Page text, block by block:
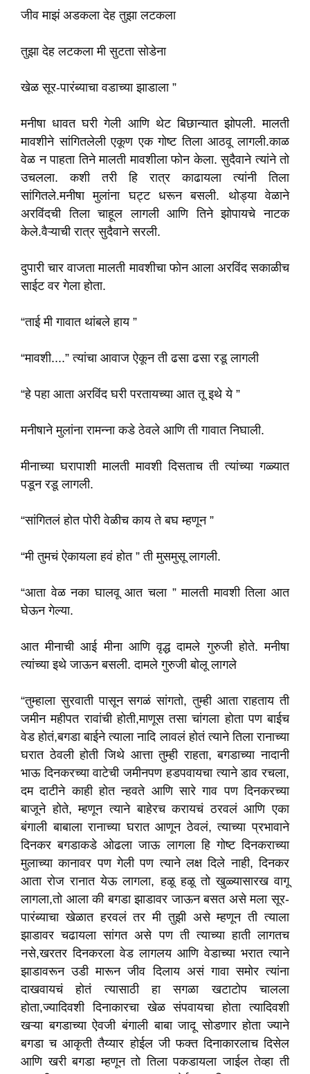
जीव माझं अडकला देह तुझा लटकला
तुझा देह लटकला मी सुटता सोडेना
खेळ सूर-पारंब्याचा वडाच्या झाडाला ”
मनीषा धावत घरी गेली आणि थेट बिछान्यात झोपली. मालती
मावशीने सांगितलेली एकूण एक गोष्ट तिला आठवू लागली.काळ
वेळ न पाहता तिने मालती मावशीला फोन केला. सुदैवाने त्यांने तो
उचलला. कशी तरी हि रात्र काढायला त्यांनी तिला
सांगितले.मनीषा मुलांना घट्ट धरून बसली. थोड्या वेळाने
अरविंदची तिला चाहूल लागली आणि तिने झोपायचे नाटक
केले.वैऱ्याची रात्र सुदैवाने सरली.
दुपारी चार वाजता मालती मावशीचा फोन आला अरविंद सकाळीच
साईट वर गेला होता.
“ताई मी गावात थांबले हाय ”
“मावशी....” त्यांचा आवाज ऐकून ती ढसा ढसा रडू लागली
“हे पहा आता अरविंद घरी परतायच्या आत तू इथे ये ”
मनीषाने मुलांना रामन्ना कडे ठेवले आणि ती गावात निघाली.
मीनाच्या घरापाशी मालती मावशी दिसताच ती त्यांच्या गळ्यात
पडून रडू लागली.
“सांगितलं होत पोरी वेळीच काय ते बघ म्हणून ”
“मी तुमचं ऐकायला हवं होत ” ती मुसमुसू लागली.
“आता वेळ नका घालवू आत चला ” मालती मावशी तिला आत
घेऊन गेल्या.
आत मीनाची आई मीना आणि वृद्ध दामले गुरुजी होते. मनीषा
त्यांच्या इथे जाऊन बसली. दामले गुरुजी बोलू लागले
“तुम्हाला सुरवाती पासून सगळं सांगतो, तुम्ही आता राहताय ती
जमीन महीपत रावांची होती,माणूस तसा चांगला होता पण बाईच
वेड होतं,बगडा बाईने त्याला नादि लावलं होतं त्याने तिला रानाच्या
घरात ठेवली होती जिथे आत्ता तुम्ही राहता, बगडाच्या नादानी
भाऊ दिनकरच्या वाटेची जमीनपण हडपवायचा त्याने डाव रचला,
दम दाटीने काही होत न्हवते आणि सारे गाव पण दिनकरच्या
बाजूने होते, म्हणून त्याने बाहेरच करायचं ठरवलं आणि एका
बंगाली बाबाला रानाच्या घरात आणून ठेवलं, त्याच्या प्रभावाने
दिनकर बगडाकडे ओढला जाऊ लागला हि गोष्ट दिनकराच्या
मुलाच्या कानावर पण गेली पण त्याने लक्ष दिले नाही, दिनकर
आता रोज रानात येऊ लागला, हळू हळू तो खुळ्यासारख वागू
लागला,तो आला की बगडा झाडावर जाऊन बसत असे मला सूर-
पारंब्याचा खेळात हरवलं तर मी तुझी असे म्हणून ती त्याला
झाडावर चढायला सांगत असे पण ती त्याच्या हाती लागतच
नसे,खरतर दिनकरला वेड लागलय आणि वेडाच्या भरात त्याने
झाडावरून उडी मारून जीव दिलाय असं गावा समोर त्यांना
दाखवायचं होतं त्यासाठी हा सगळा खटाटोप चालला
होता,ज्यादिवशी दिनाकारचा खेळ संपवायचा होता त्यादिवशी
खऱ्या बगडाच्या ऐवजी बंगाली बाबा जादू सोडणार होता ज्याने
बगडा च आकृती तैय्यार होईल जी फक्त दिनाकारलाच दिसेल
आणि खरी बगडा म्हणून तो तिला पकडायला जाईल तेव्हा ती